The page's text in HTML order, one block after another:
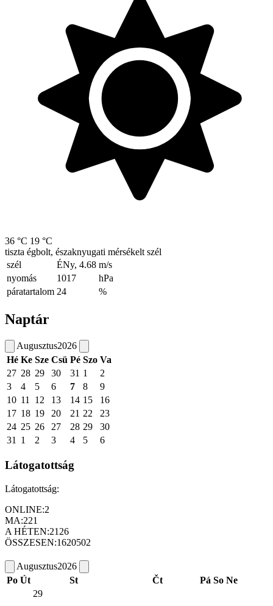
36 °C 19 °C
tiszta égbolt, északnyugati mérsékelt szél
szél
ÉNy, 4.68 m/s
nyomás
1017
hPa
páratartalom 24 %
Naptár
Augusztus2026
Hé Ke Sze Csü Pé Szo Va
27 28 29 30 31 1
2
3
4 5 6 7 8
9
10 11 12 13 14 15
16
17 18 19 20 21 22
23
24 25 26 27 28 29
30
31
1 2 3 4 5 6
Látogatottság
Látogatottság:
ONLINE:2
MA:221
A HÉTEN:2126
ÖSSZESEN:1620502
Augusztus2026
Po Út St Čt Pá So Ne
29